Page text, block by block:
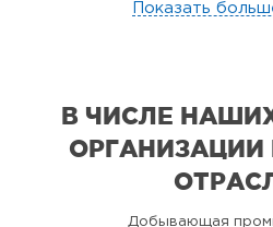
Показать
В ЧИСЛЕ
ОРГАНИЗАЦИИ
Добывающая